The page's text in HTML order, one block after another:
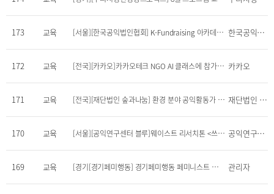
173 교육 [서울][한국공익법인협회] K-Fundraising 아카데미: 우리만의, 우리답게(8/13~12/17) 참여 안내 한국공익법인협회
172 교육 [전국][카카오]카카오테크 NGO AI 클래스에 참가자 모집 (~8/9) 카카오
171 교육 [전국][재단법인 숲과나눔] 환경 분야 공익활동가 양성과정 '풀씨아카데미 9기' 수강생 모집(~8/18 오후1시) 재단법인 숲과나눔
170 교육 [서울][공익연구센터 블루]웨이스트 리서치톤 <쓰레기 읽는 시간> 소각장 어쩔 수 없다? (~7/23) 공익연구센터 블루닷
169 교육 [경기[경기페미행동] 경기페미행동 페미니스트 교양수업(7/4,7/11,7/18) 관리자